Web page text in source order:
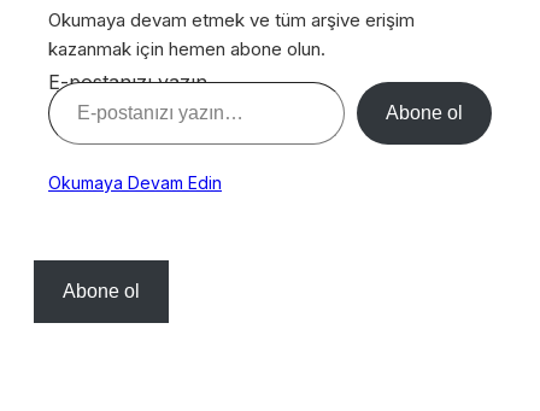
Okumaya devam etmek ve tüm arşive erişim
kazanmak için hemen abone olun.
E-postanızı yazın…
Abone ol
Okumaya Devam Edin
Abone ol